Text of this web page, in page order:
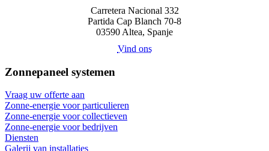
Carretera Nacional 332
Partida Cap Blanch 70-8
03590 Altea, Spanje
Vind ons
Zonnepaneel systemen
Vraag uw offerte aan
Zonne-energie voor particulieren
Zonne-energie voor collectieven
Zonne-energie voor bedrijven
Diensten
Galerij van installaties